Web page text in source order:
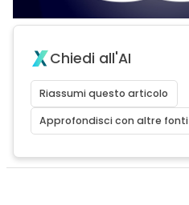
Chiedi all'AI
Riassumi questo articolo
Approfondisci con altre fonti